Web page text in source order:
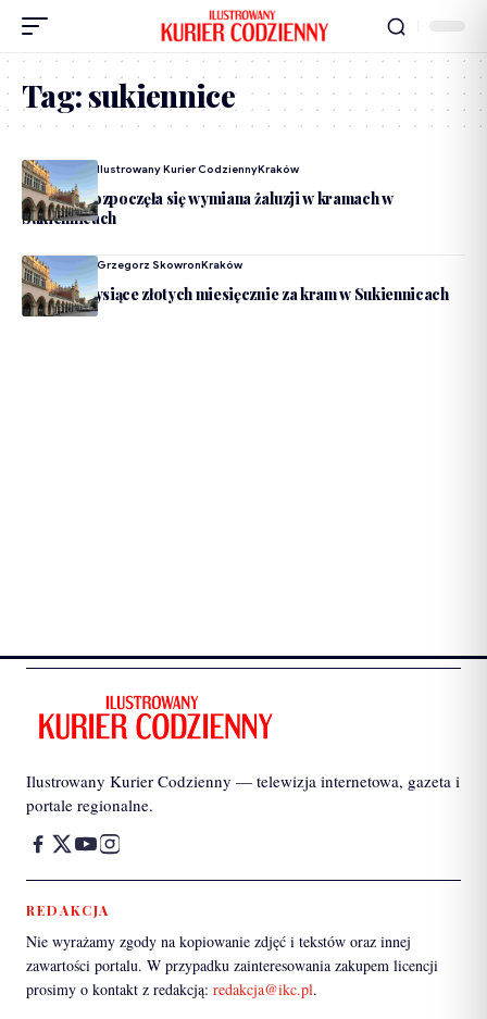
Tag:sukiennice
Dodane Przez Ilustrowany Kurier CodziennyKraków
Kraków. Rozpoczęła się wymiana żaluzji w kramach w
Sukiennicach
Dodane Przez Grzegorz SkowronKraków
Ponad 32 tysiące złotych miesięcznie za kram w Sukiennicach
Ilustrowany Kurier Codzienny — telewizja internetowa, gazeta i
portale regionalne.
REDAKCJA
Nie wyrażamy zgody na kopiowanie zdjęć i tekstów oraz innej
zawartości portalu. W przypadku zainteresowania zakupem licencji
prosimy o kontakt z redakcją: redakcja@ikc.pl.